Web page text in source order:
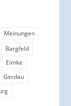
Meinungen
Bargfeld
Eimke
Gerdau